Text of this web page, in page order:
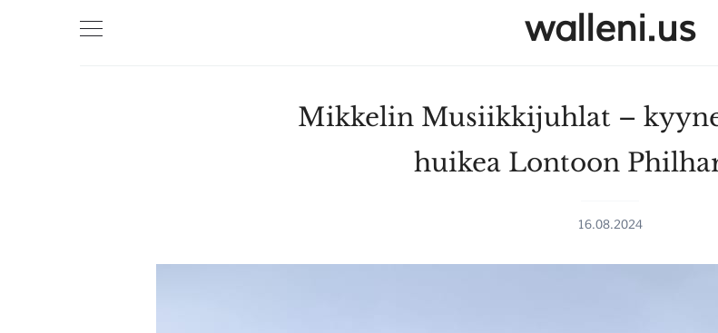
walleni.us
Mikkelin Musiikkijuhlat –
huikea Lontoon
16.08.2024